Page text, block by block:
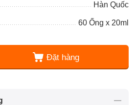
Hàn Quốc
60 Ống x 20ml
Đặt hàng